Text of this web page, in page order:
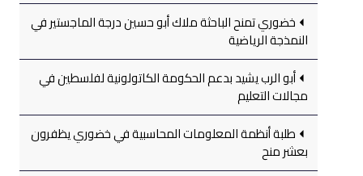
خضوري تمنح الباحثة ملاك أبو حسين درجة الماجستير في
النمذجة الرياضية
أبو الرب يشيد بدعم الحكومة الكاتولونية لفلسطين في
مجالات التعليم
طلبة أنظمة المعلومات المحاسبية في خضوري يظفرون
بعشر منح